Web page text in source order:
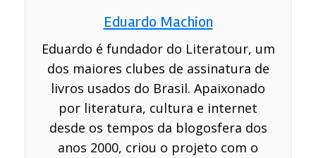
Eduardo Machion
Eduardo é fundador do Literatour, um
dos maiores clubes de assinatura de
livros usados do Brasil. Apaixonado
por literatura, cultura e internet
desde os tempos da blogosfera dos
anos 2000, criou o projeto com o